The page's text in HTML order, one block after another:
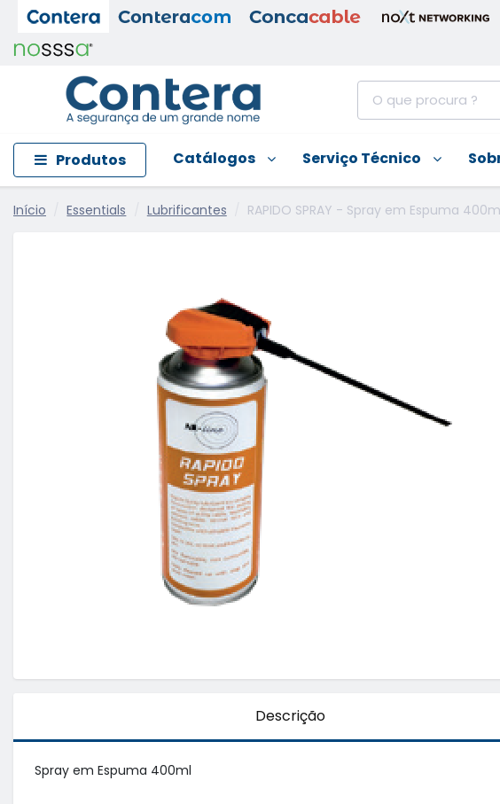
Produtos Catálogos Serviço Técnico
Início Essentials Lubrificantes RAPIDO SPRAY - Spray em Espuma
Descrição
Spray em Espuma 400ml